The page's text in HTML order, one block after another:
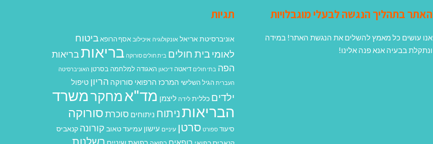
האתר בתהליך הנגשה לבעלי מוגבלויות
אנו עושים כל מאמץ להשלים את הנגשת האתר! במידה
ונתקלת בבעיה אנא פנה אלינו!
תגיות
אוניברסיטת אריאל אונקולוגיה איכילוב אסף הרופא ביטוח
לאומיבית חולים בית חולים סורוקה בריאותבריאות
הפה בתי חולים דיאטה דיכאון האגודה למלחמה בסרטן האוניברסיטה
העברית הגיל השלישי המרכז הרפואי סורוקה הריון טיפול
ילדים כללית לידה ליצמן מד"אמחקרמשרד
הבריאותניתוח ניתוחים סוכרתסורוקה
סיעוד ספורט סרטן עיניים עישון עמיעד טאוב קורונה קנאביס